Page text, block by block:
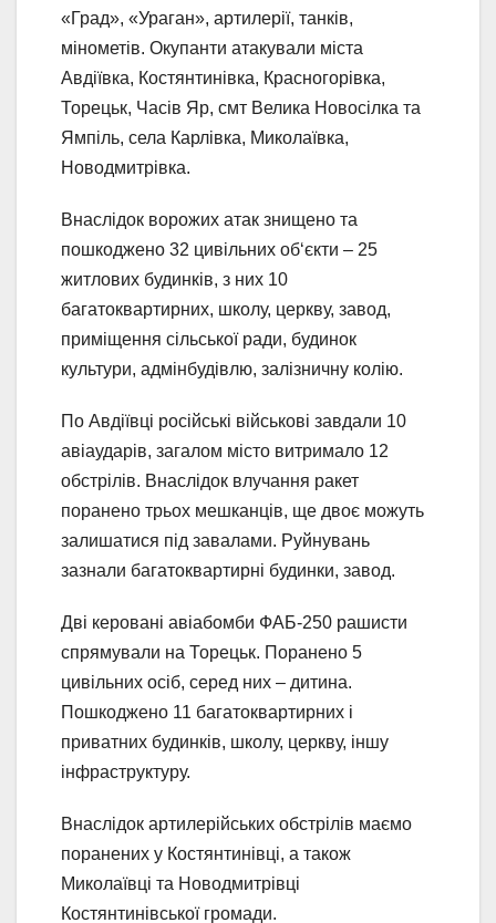
«Град», «Ураган», артилерії, танків,
мінометів. Окупанти атакували міста
Авдіївка, Костянтинівка, Красногорівка,
Торецьк, Часів Яр, смт Велика Новосілка та
Ямпіль, села Карлівка, Миколаївка,
Новодмитрівка.
Внаслідок ворожих атак знищено та
пошкоджено 32 цивільних об‘єкти – 25
житлових будинків, з них 10
багатоквартирних, школу, церкву, завод,
приміщення сільської ради, будинок
культури, адмінбудівлю, залізничну колію.
По Авдіївці російські військові завдали 10
авіаударів, загалом місто витримало 12
обстрілів. Внаслідок влучання ракет
поранено трьох мешканців, ще двоє можуть
залишатися під завалами. Руйнувань
зазнали багатоквартирні будинки, завод.
Дві керовані авіабомби ФАБ-250 рашисти
спрямували на Торецьк. Поранено 5
цивільних осіб, серед них – дитина.
Пошкоджено 11 багатоквартирних і
приватних будинків, школу, церкву, іншу
інфраструктуру.
Внаслідок артилерійських обстрілів маємо
поранених у Костянтинівці, а також
Миколаївці та Новодмитрівці
Костянтинівської громади.